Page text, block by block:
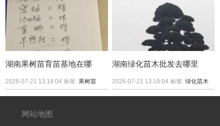
湖南果树苗育苗基地在哪
2026-07-21 13:18:04 标签:果树苗
湖南绿化苗木批发去哪里
2026-07-21 13:18:04 标签:绿化苗木
网站地图